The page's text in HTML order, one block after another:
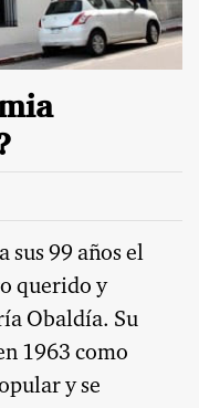
sus 99 años el
querido y
Obaldía. Su
1963 como
y se